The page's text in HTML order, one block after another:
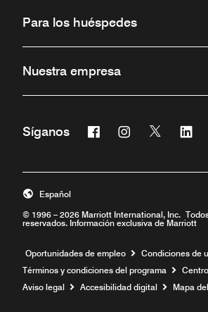
Para los huéspedes
Nuestra empresa
Síganos Facebook
Abre una ventana
Instagram
Abre una
Twitter
Abre una
© 1996 – 2026 Marriott International, Inc.
reservados. Información exclusiva de Marriott
Español
Oportunidades de empleo Abre una
Condiciones de
Términos y condiciones del programa
Aviso legal
Accesibilidad digital Mapa